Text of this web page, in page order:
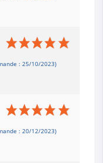
: 25/10/2023)
: 20/12/2023)